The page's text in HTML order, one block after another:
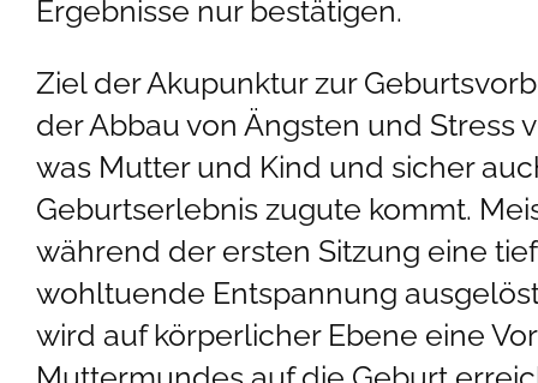
Ergebnisse nur bestätigen.
Ziel der Akupunktur zur
der Abbau von Ängsten und Stress
was Mutter und Kind und sicher
Geburtserlebnis zugute kommt.
während der ersten Sitzung eine
wohltuende Entspannung
wird auf körperlicher Ebene eine